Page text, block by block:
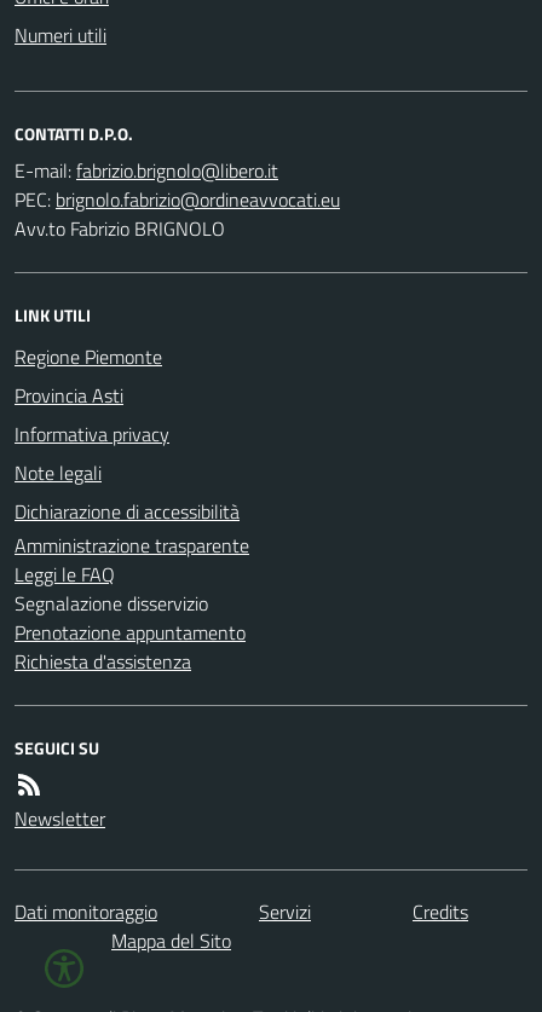
Numeri utili
CONTATTI D.P.O.
E-mail:
PEC:
Avv.to Fabrizio BRIGNOLO
LINK UTILI
Regione Piemonte
Provincia Asti
Informativa privacy
Note legali
Dichiarazione di accessibilità
Amministrazione trasparente
Leggi le FAQ
Segnalazione disservizio
Prenotazione appuntamento
Richiesta d'assistenza
SEGUICI SU
Newsletter
Dati monitoraggio Servizi
Credits
Mappa del Sito